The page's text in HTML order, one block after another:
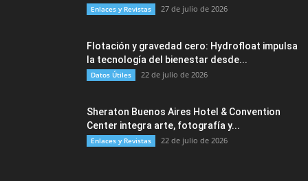
Enlaces y Revistas 27 de julio de 2026
Flotación y gravedad cero: Hydrofloat impulsa
la tecnología del bienestar desde...
Datos Útiles 22 de julio de 2026
Sheraton Buenos Aires Hotel & Convention
Center integra arte, fotografía y...
Enlaces y Revistas 22 de julio de 2026